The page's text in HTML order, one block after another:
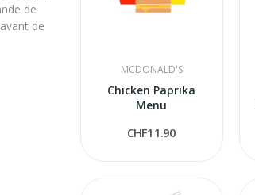
de
de
MCDONALD'S
Chicken Paprika
Menu
CHF11.90